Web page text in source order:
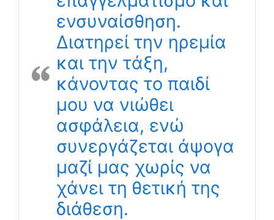
ενσυναίσθηση.
Διατηρεί την ηρεμία
και την τάξη,
κάνοντας το παιδί
μου να νιώθει
ασφάλεια, ενώ
συνεργάζεται άψογα
μαζί μας χωρίς να
χάνει τη θετική της
διάθεση.